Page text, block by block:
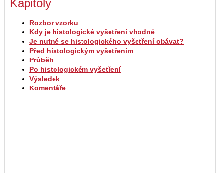
Kapitoly
Rozbor vzorku
Kdy je histologické vyšetření vhodné
Je nutné se histologického vyšetření obávat?
Před histologickým vyšetřením
Průběh
Po histologickém vyšetření
Výsledek
Komentáře